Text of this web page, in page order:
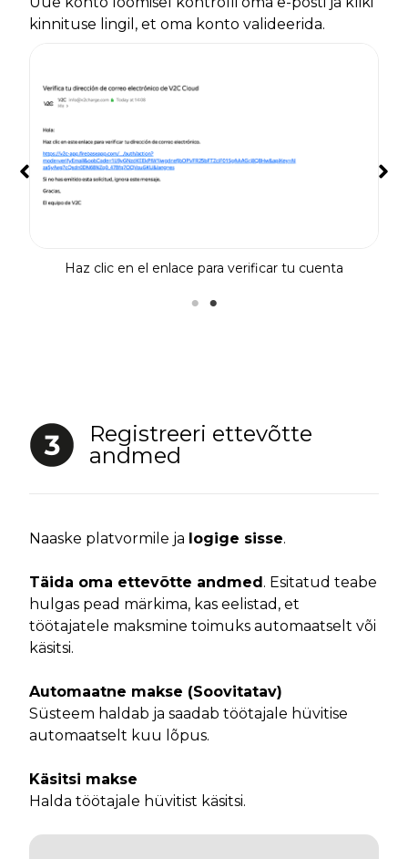
kinnituse lingil, et oma konto valideerida.
Haz clic en el enlace para verificar tu cuenta
Registreeri ettevõtte
andmed
Naaske platvormile ja logige sisse.
Täida oma ettevõtte andmed. Esitatud teabe
hulgas pead märkima, kas eelistad, et
töötajatele maksmine toimuks automaatselt või
käsitsi.
Automaatne makse (Soovitatav)
Süsteem haldab ja saadab töötajale hüvitise
automaatselt kuu lõpus.
Käsitsi makse
Halda töötajale hüvitist käsitsi.